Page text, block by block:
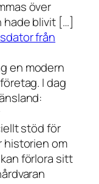
över
hade blivit […]
från
en modern
I dag
stöd för
historien om
förlora sitt